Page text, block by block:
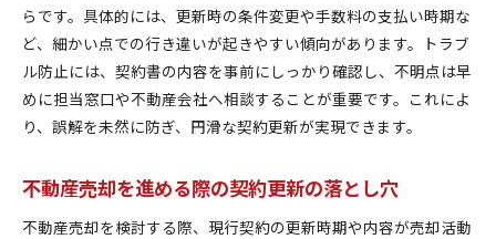
らです。具体的には、更新時の条件変更や手数料の支払い時期な
ど、細かい点での行き違いが起きやすい傾向があります。トラブ
ル防止には、契約書の内容を事前にしっかり確認し、不明点は早
めに担当窓口や不動産会社へ相談することが重要です。これによ
り、誤解を未然に防ぎ、円滑な契約更新が実現できます。
不動産売却を進める際の契約更新の落とし穴
不動産売却を検討する際、現行契約の更新時期や内容が売却活動